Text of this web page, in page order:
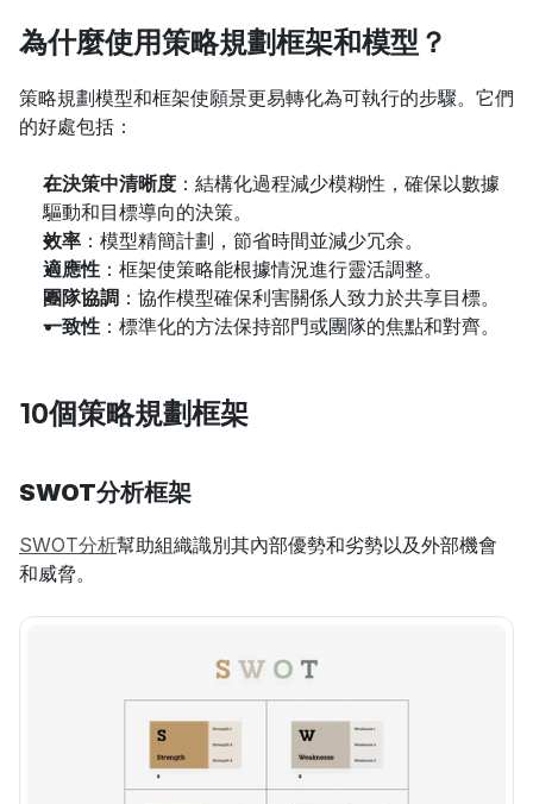
為什麼使用策略規劃框架和模型？
策略規劃模型和框架使願景更易轉化為可執行的步驟。它們
的好處包括：
在決策中清晰度 ：結構化過程減少模糊性，確保以數據
驅動和目標導向的決策。
效率 ：模型精簡計劃，節省時間並減少冗余。
適應性 ：框架使策略能根據情況進行靈活調整。
團隊協調 ：協作模型確保利害關係人致力於共享目標。
一致性 ：標準化的方法保持部門或團隊的焦點和對齊。
10個策略規劃框架
SWOT分析框架
SWOT分析幫助組織識別其內部優勢和劣勢以及外部機會
和威脅。